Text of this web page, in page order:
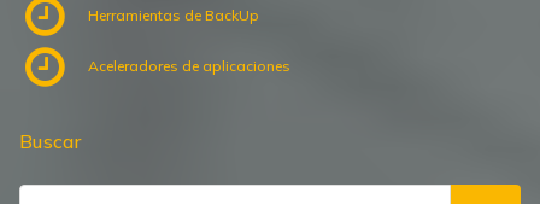
Herramientas de BackUp
Aceleradores de aplicaciones
Buscar